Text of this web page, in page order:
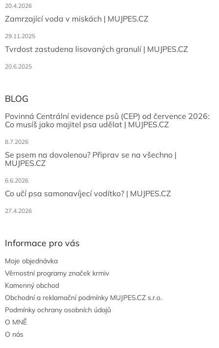
20.4.2026
Zamrzající voda v miskách | MUJPES.CZ
29.11.2025
Tvrdost zastudena lisovaných granulí | MUJPES.CZ
20.6.2025
BLOG
Povinná Centrální evidence psů (CEP) od července 2026:
Co musíš jako majitel psa udělat | MUJPES.CZ
8.7.2026
Se psem na dovolenou? Připrav se na všechno |
MUJPES.CZ
6.6.2026
Co učí psa samonavíjecí vodítko? | MUJPES.CZ
27.4.2026
Informace pro vás
Moje objednávka
Věrnostní programy značek krmiv
Kamenný obchod
Obchodní a reklamační podmínky MUJPES.CZ s.r.o.
Podmínky ochrany osobních údajů
O MNĚ
O nás